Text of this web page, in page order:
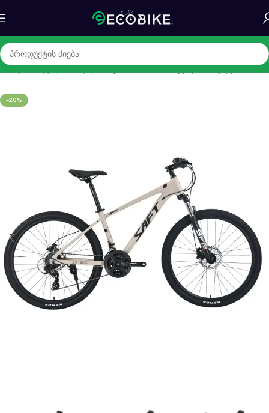
მთავარი ველოსიპედი საგზაო & სამთო ველოსიპედები
-20%